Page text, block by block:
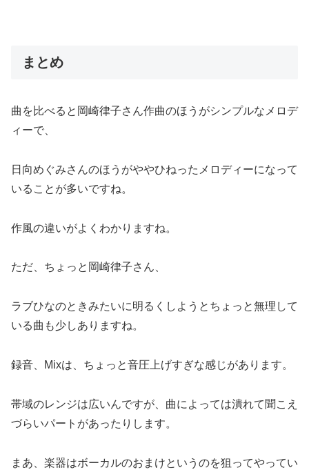
まとめ
曲を比べると岡崎律子さん作曲のほうがシンプルなメロデ
ィーで、
日向めぐみさんのほうがややひねったメロディーになって
いることが多いですね。
作風の違いがよくわかりますね。
ただ、ちょっと岡崎律子さん、
ラブひなのときみたいに明るくしようとちょっと無理して
いる曲も少しありますね。
録音、Mixは、ちょっと音圧上げすぎな感じがあります。
帯域のレンジは広いんですが、曲によっては潰れて聞こえ
づらいパートがあったりします。
まあ、楽器はボーカルのおまけというのを狙ってやってい